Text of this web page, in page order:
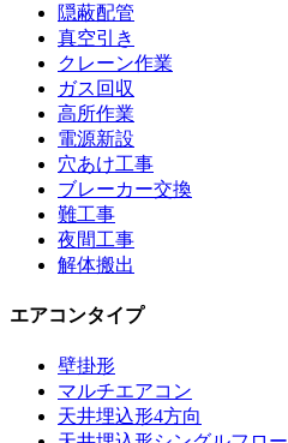
隠蔽配管
真空引き
クレーン作業
ガス回収
高所作業
電源新設
穴あけ工事
ブレーカー交換
難工事
夜間工事
解体搬出
エアコンタイプ
壁掛形
マルチエアコン
天井埋込形4方向